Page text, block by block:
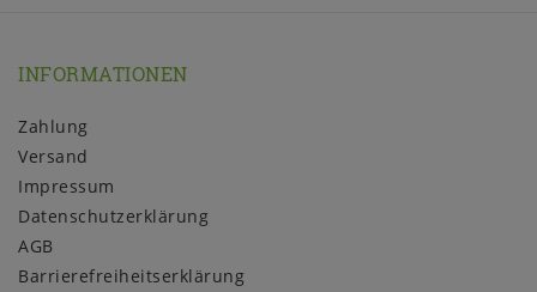
INFORMATIONEN
Zahlung
Versand
Impressum
Daten­schutz­erklärung
AGB
Barrierefreiheitserklärung